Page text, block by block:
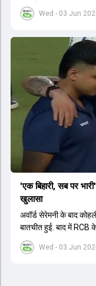
Wed - 03 Jun
चुकी है.
Wed - 03 Jun
'एक बिहारी, सब पर
खुलासा
अवॉर्ड सेरेमनी के बाद
बातचीत हुई. बाद में RCB
का खुलासा हुआ.